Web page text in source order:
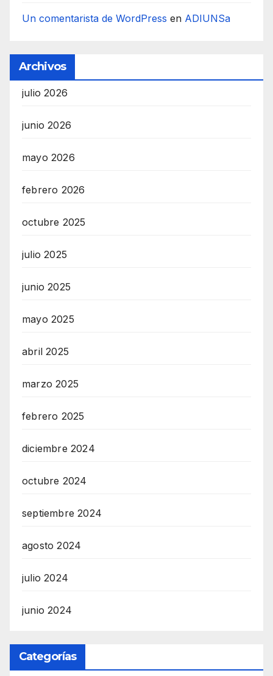
Un comentarista de WordPress en ADIUNSa
Archivos
julio 2026
junio 2026
mayo 2026
febrero 2026
octubre 2025
julio 2025
junio 2025
mayo 2025
abril 2025
marzo 2025
febrero 2025
diciembre 2024
octubre 2024
septiembre 2024
agosto 2024
julio 2024
junio 2024
Categorías